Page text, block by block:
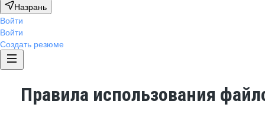
Назрань
Войти
Войти
Создать резюме
Правила использования